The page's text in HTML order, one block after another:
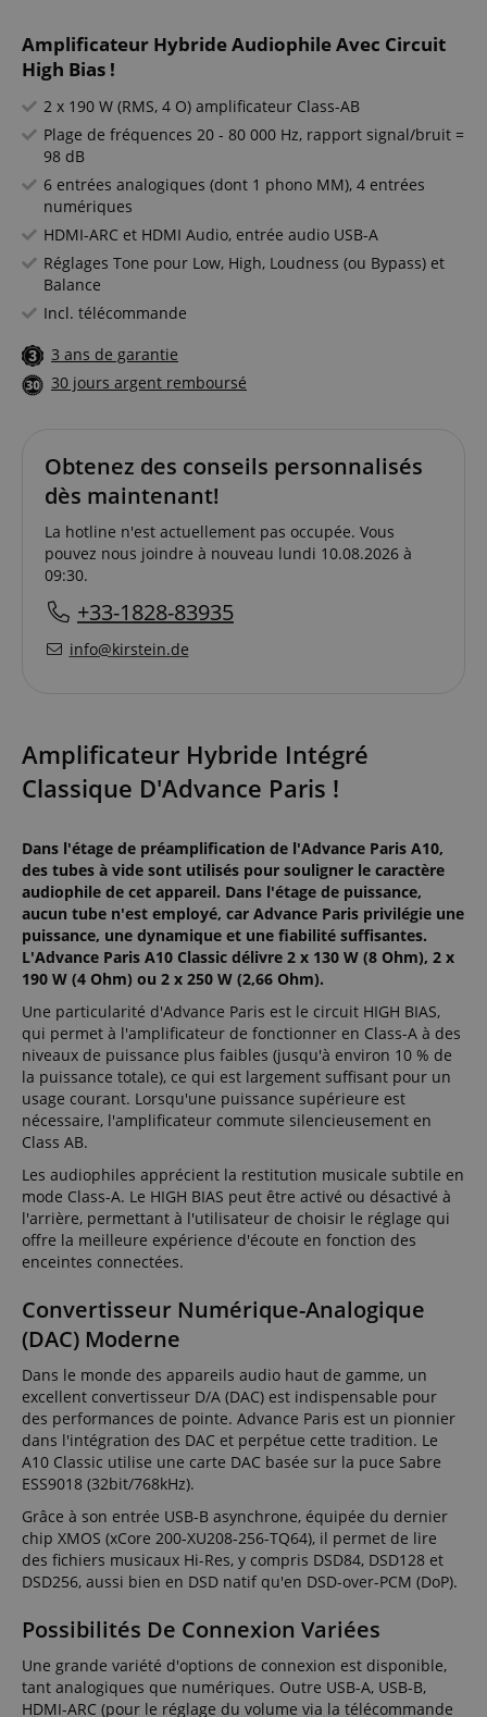
Amplificateur Hybride Audiophile Avec Circuit
High Bias !
2 x 190 W (RMS, 4 O) amplificateur Class-AB
Plage de fréquences 20 - 80 000 Hz, rapport signal/bruit =
98 dB
6 entrées analogiques (dont 1 phono MM), 4 entrées
numériques
HDMI-ARC et HDMI Audio, entrée audio USB-A
Réglages Tone pour Low, High, Loudness (ou Bypass) et
Balance
Incl. télécommande
3 ans de garantie
30 jours argent remboursé
Obtenez des conseils personnalisés
dès maintenant!
La hotline n'est actuellement pas occupée. Vous
pouvez nous joindre à nouveau lundi 10.08.2026 à
09:30.
+33-1828-83935
info@kirstein.de
Amplificateur Hybride Intégré
Classique D'Advance Paris !
Dans l'étage de préamplification de l'Advance Paris A10,
des tubes à vide sont utilisés pour souligner le caractère
audiophile de cet appareil. Dans l'étage de puissance,
aucun tube n'est employé, car Advance Paris privilégie une
puissance, une dynamique et une fiabilité suffisantes.
L'Advance Paris A10 Classic délivre 2 x 130 W (8 Ohm), 2 x
190 W (4 Ohm) ou 2 x 250 W (2,66 Ohm).
Une particularité d'Advance Paris est le circuit HIGH BIAS,
qui permet à l'amplificateur de fonctionner en Class-A à des
niveaux de puissance plus faibles (jusqu'à environ 10 % de
la puissance totale), ce qui est largement suffisant pour un
usage courant. Lorsqu'une puissance supérieure est
nécessaire, l'amplificateur commute silencieusement en
Class AB.
Les audiophiles apprécient la restitution musicale subtile en
mode Class-A. Le HIGH BIAS peut être activé ou désactivé à
l'arrière, permettant à l'utilisateur de choisir le réglage qui
offre la meilleure expérience d'écoute en fonction des
enceintes connectées.
Convertisseur Numérique-Analogique
(DAC) Moderne
Dans le monde des appareils audio haut de gamme, un
excellent convertisseur D/A (DAC) est indispensable pour
des performances de pointe. Advance Paris est un pionnier
dans l'intégration des DAC et perpétue cette tradition. Le
A10 Classic utilise une carte DAC basée sur la puce Sabre
ESS9018 (32bit/768kHz).
Grâce à son entrée USB-B asynchrone, équipée du dernier
chip XMOS (xCore 200-XU208-256-TQ64), il permet de lire
des fichiers musicaux Hi-Res, y compris DSD84, DSD128 et
DSD256, aussi bien en DSD natif qu'en DSD-over-PCM (DoP).
Possibilités De Connexion Variées
Une grande variété d'options de connexion est disponible,
tant analogiques que numériques. Outre USB-A, USB-B,
HDMI-ARC (pour le réglage du volume via la télécommande